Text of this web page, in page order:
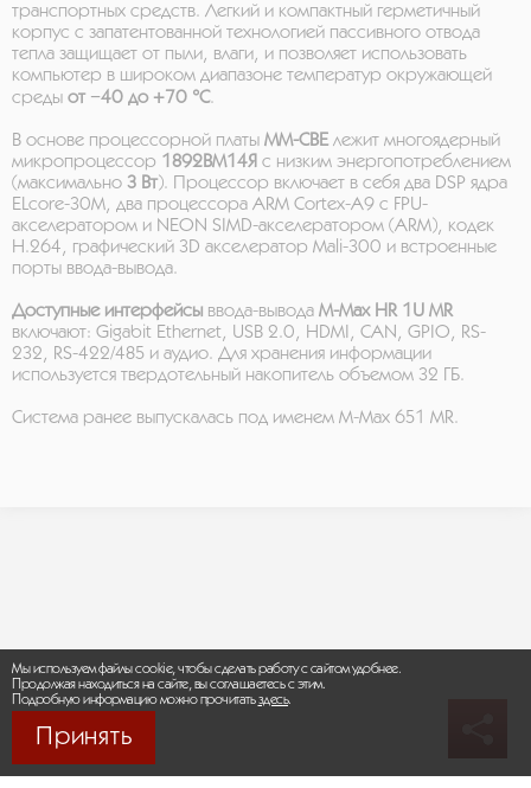
транспортных средств. Легкий и компактный герметичный
корпус с запатентованной технологией пассивного отвода
тепла защищает от пыли, влаги, и позволяет использовать
компьютер в широком диапазоне температур окружающей
среды от −40 до +70 °C.
В основе процессорной платы MM-CBE лежит многоядерный
микропроцессор 1892ВМ14Я с низким энергопотреблением
(максимально 3 Вт). Процессор включает в себя два DSP ядра
ELcore-30M, два процессора ARM Cortex-A9 с FPU-
акселератором и NEON SIMD-акселератором (ARM), кодек
H.264, графический 3D акселератор Mali-300 и встроенные
порты ввода-вывода.
Доступные интерфейсы ввода-вывода M-Max HR 1U MR
включают: Gigabit Ethernet, USB 2.0, HDMI, CAN, GPIO, RS-
232, RS-422/485 и аудио. Для хранения информации
используется твердотельный накопитель объемом 32 ГБ.
Система ранее выпускалась под именем M-Max 651 MR.
Мы используем файлы cookie, чтобы сделать работу с сайтом удобнее.
Продолжая находиться на сайте, вы соглашаетесь с этим.
Подробную информацию можно прочитатьздесь.
Принять